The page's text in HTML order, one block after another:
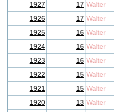
1927
17 Walter
1926
17 Walter
1925
16 Walter
1924
16 Walter
1923
16 Walter
1922
15 Walter
1921
15 Walter
1920
13 Walter